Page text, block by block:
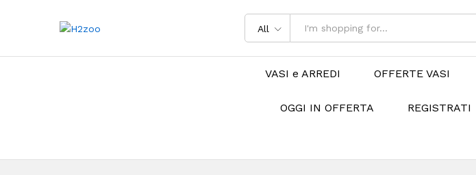
All
VASI e ARREDI OFFERTE VASI
OGGI IN OFFERTA REGISTRATI